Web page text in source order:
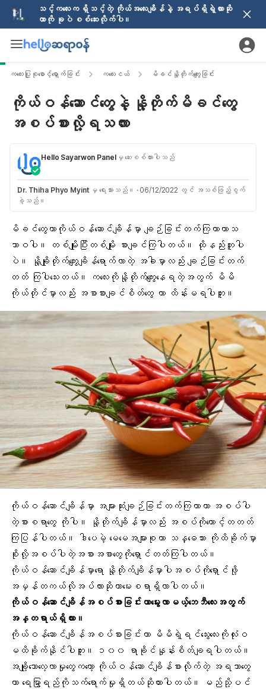
သင့်ကလေးက ရှိသင့်တဲ့ ကိုယ်အလေးချိန်နဲ့ အရပ်ရှိရဲ့လားဆို
တာကို ခုပဲ စစ်ဆေးလိုက်ပါ။
ကလေးပြုစုစောင့်ရှောက်ခြင်း ကလေးငယ် မိခင်နို့တိုက်ကျွေးခြင်း
ကိုယ်ဝန်ဆောင်တွေနဲ့ နို့တိုက်မိခင်တွေ
အစပ်စားလို့ရသလား
Hello Sayarwon Panelမှ ဆေးစစ်ထားပါသည်
Dr. Thiha Phyo Myintမှ ရေးသားသည်။ · 06/12/2022 တွင် အသစ်ဖြည့်စွက်
ခဲ့သည်။
မိခင်တွေဟာ ကိုယ်ဝန်ဆောင်ချိန် မှာ ချဉ်ခြင်းတက်ကြတာဟာသ
ဘာဝပါ။ တစ်မျိုးပြီးတစ်မျိုး စားချင်ကြပါတယ်။ ထိုနည်းတူပါ
ပဲ။
နို့ချိုတိုက်ကျွေးချိန်ရောက်လာတဲ့ အခါမှာလည်း ချဉ်ခြင်းတက်
တတ် ကြပါသေးတယ်။ ကလေးကိုနို့တိုက်ကျွေးနေရတဲ့အတွက် မိမိ
ကိုယ်တိုင်မှာလည်း အစာစားချင်စိတ်တွေ ဟာ ထိန်းမရပါဘူး။
ကိုယ်ဝန်ဆောင်ချိန်မှာ အများဆုံးချဉ်ခြင်းတက်ကြတာဟာ အစပ်ပါ
တဲ့စားစရာတွေ ကိုပါ။ နို့တိုက်ချိန်မှာလည်း အစပ်ကိုတောင့်တတတ်
ကြပြန်ပါတယ်။ ဒါပေမဲ့ မေမေအများစုဟာ သန္ဓေသား ကိုထိခိုက်မှာ
စိုးလို့အစပ်ပါတဲ့အစားအစာတွေကိုရှောင်တတ်ကြပါတယ်။
ကိုယ်ဝန်ဆောင်ချိန်မှာရော နို့တိုက်ချိန်မှာပါအစပ်ကိုရှောင်ဖို့
အမှန်တကယ်လိုအပ်လားဆိုတာမေးစရာရှိလာပါတယ်။
ကိုယ်ဝန်ဆောင်ချိန်အစပ်စားခြင်းဟာမွေးလာမယ့်ဘေဘီလေးအတွက်
အန္တရာယ်ရှိလား။
ကိုယ်ဝန်ဆောင်ချိန်အစပ်စားခြင်းဟာ မိမိရဲ့ ရင်သွေးလေး ကိုလုံးဝ
မထိခိုက်နိုင်ပါဘူး။ ၁၀၀ ရာခိုင်နှုန်းစိတ်ချရပါတယ်။
အချို့သောလေ့လာမှုတွေကတော့ ကိုယ်ဝန်ဆောင်ချိန်စားလိုက်တဲ့ အရသာတွေ
ဟာ ရေမြွာရည်ကိုသက်ရောက်မှုရှိတယ်ဆိုထားပါတယ်။ မည်သို့ပင်